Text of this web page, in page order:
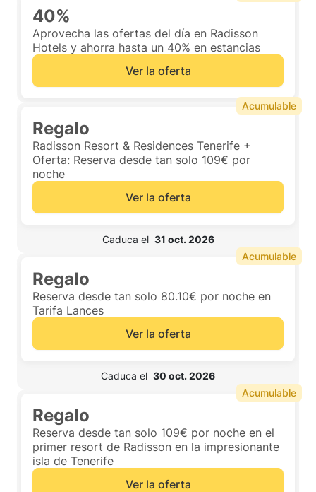
40%
Aprovecha las ofertas del día en Radisson
Hotels y ahorra hasta un 40% en estancias
Ver la oferta
Regalo
Radisson Resort & Residences Tenerife +
Oferta: Reserva desde tan solo 109€ por
noche
Ver la oferta
Caduca el 31 oct. 2026
Acumulable
Regalo
Reserva desde tan solo 80.10€ por noche en
Tarifa Lances
Ver la oferta
Caduca el 30 oct. 2026
Acumulable
Regalo
Reserva desde tan solo 109€ por noche en el
primer resort de Radisson en la impresionante
isla de Tenerife
Ver la oferta
Acumulable